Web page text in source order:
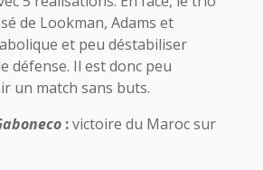
de Lookman, Adams et
et peu déstabiliser
défense. Il est donc peu
un match sans buts.
:victoire du Maroc sur